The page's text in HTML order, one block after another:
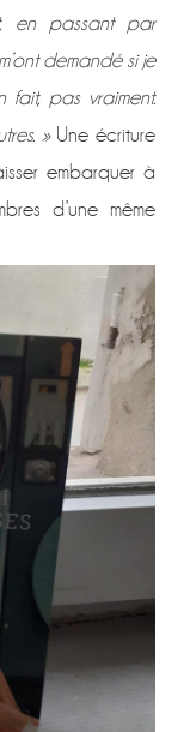
en passant par
demandé si je
pas vraiment.
» Une écriture
embarquer à
d’une même